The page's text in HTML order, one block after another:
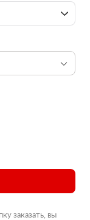
заказать, вы